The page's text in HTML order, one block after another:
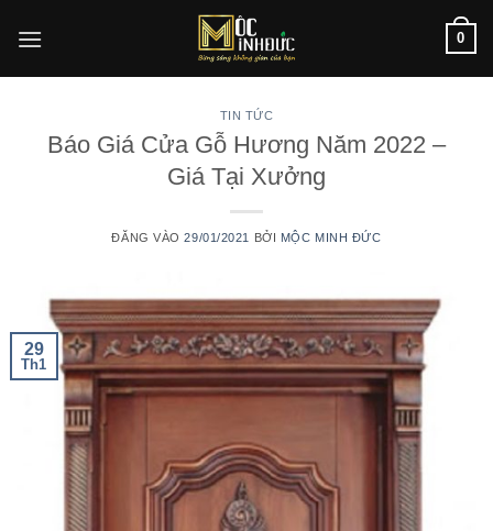
qua
0
TIN TỨC
Báo Giá Cửa Gỗ Hương Năm 2022 –
Giá Tại Xưởng
ĐĂNG VÀO29/01/2021 BỞI MỘC MINH ĐỨC
29
Th1